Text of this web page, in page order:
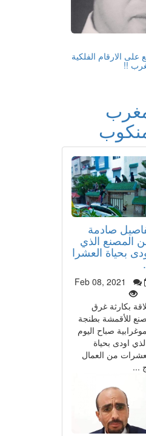
على الارقام الفلكية
!!
صادمة
المصنع الذي
بحياة العشرا
Feb 08, 2021
بكارثة غرق
للأقمشة بطنجة
صباح اليوم
اودى بحياة
من العمال
...